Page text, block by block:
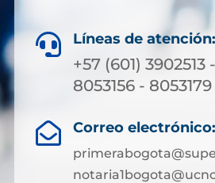
 Líneas de atención:
+57 (601) 3902513
8053156 - 8053179
 Correo electrónico: